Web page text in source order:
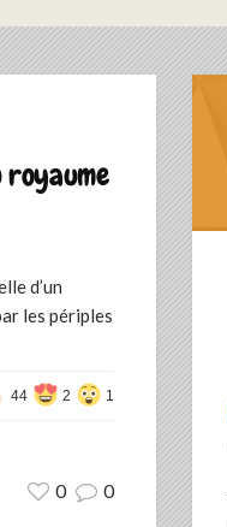
royaume
d’un
les périples
44 2 1
0 0